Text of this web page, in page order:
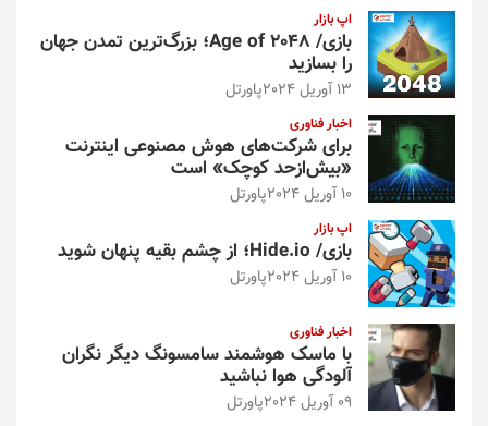
اپ بازار
بازی/ Age of 2048؛ بزرگ‌ترین تمدن جهان
را بسازید
13 آوریل 2024 پاورتل
اخبار فناوری
برای شرکت‌های هوش مصنوعی اینترنت
«بیش‌از‌حد کوچک» است
10 آوریل 2024 پاورتل
اپ بازار
بازی/ Hide.io؛ از چشم بقیه پنهان شوید
10 آوریل 2024 پاورتل
اخبار فناوری
با ماسک هوشمند سامسونگ دیگر نگران
آلودگی هوا نباشید
09 آوریل 2024 پاورتل